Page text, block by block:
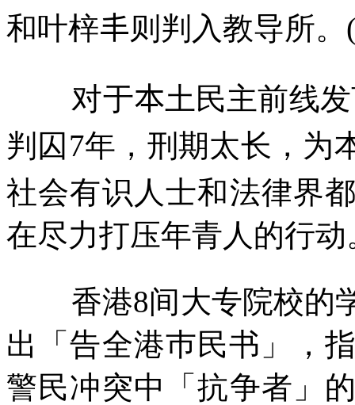
和叶梓丰则判入教导所。
对于本土民主前线
判囚 7年，刑期太长，为
社会有识人士和法律界
在尽力打压年青人的行动
香港8间大专院校的
出「告全港巿民书」，
警民冲突中「抗争者」